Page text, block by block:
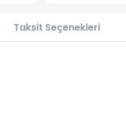
Taksit Seçenekleri